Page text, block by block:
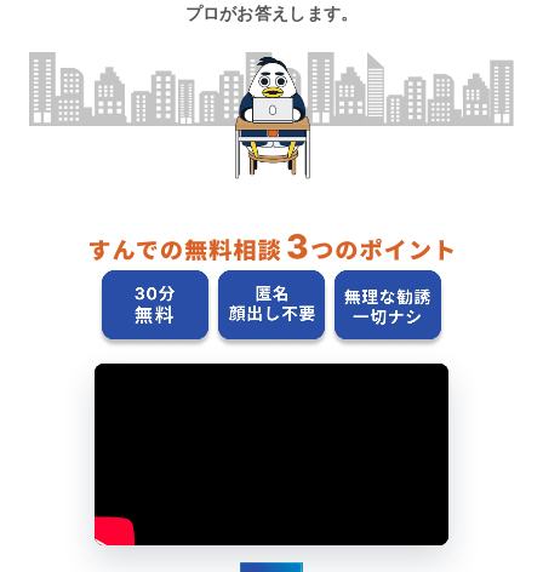
プロがお答えします。